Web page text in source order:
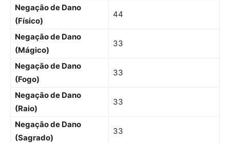
Negação de Dano
(Físico)
44
Negação de Dano
(Mágico)
33
Negação de Dano
(Fogo)
33
Negação de Dano
(Raio)
33
Negação de Dano
(Sagrado)
33